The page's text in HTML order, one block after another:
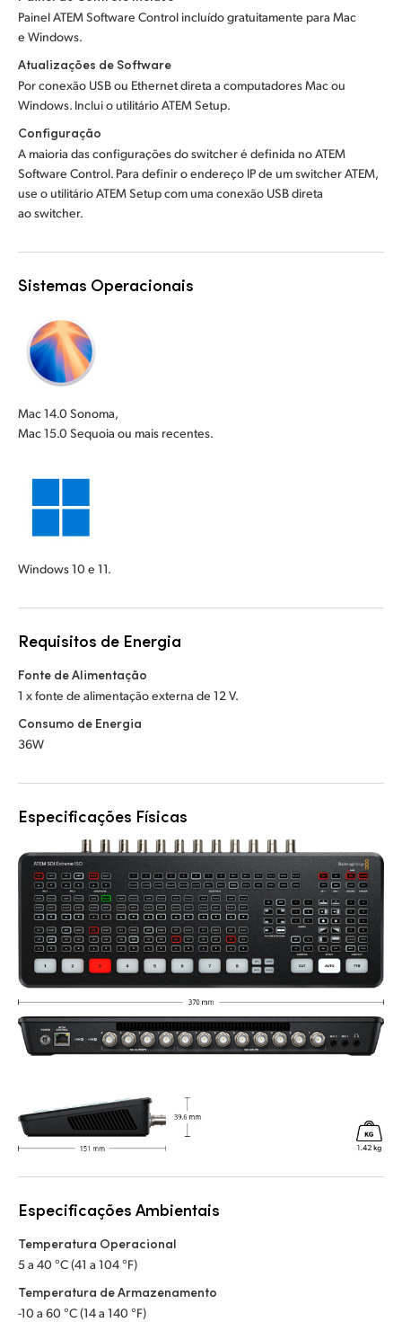
Painel ATEM Software Control incluído gratuitamente para Mac
e Windows.
Atualizações de Software
Por conexão USB ou Ethernet direta a computadores Mac ou
Windows. Inclui o utilitário ATEM Setup.
Configuração
A maioria das configurações do switcher é definida no ATEM
Software Control. Para definir o endereço IP de um switcher ATEM,
use o utilitário ATEM Setup com uma conexão USB direta
ao switcher.
Sistemas Operacionais
Mac 14.0 Sonoma,
Mac 15.0 Sequoia ou mais recentes.
Windows 10 e 11.
Requisitos de Energia
Fonte de Alimentação
1 x fonte de alimentação externa de 12 V.
Consumo de Energia
36W
Especificações Físicas
Especificações Ambientais
Temperatura Operacional
5 a 40 °C (41 a 104 °F)
Temperatura de Armazenamento
-10 a 60 °C (14 a 140 °F)